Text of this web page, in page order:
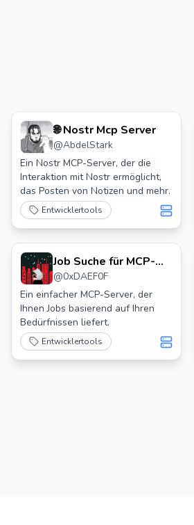
🌐 Nostr Mcp Server
@AbdelStark
Ein Nostr MCP-Server, der die
Interaktion mit Nostr ermöglicht,
das Posten von Notizen und mehr.
Entwicklertools
Job Suche für MCP-
Server
@0xDAEF0F
Ein einfacher MCP-Server, der
Ihnen Jobs basierend auf Ihren
Bedürfnissen liefert.
Entwicklertools